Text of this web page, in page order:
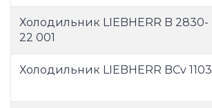
Холодильник LIEBHERR B 2830-
22 001
Холодильник LIEBHERR BCv 1103